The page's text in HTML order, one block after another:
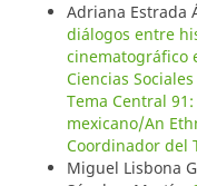
Adriana Estrada
diálogos entre
cinematográfico
Ciencias
Tema Central
mexicano/An
Coordinador del
Miguel Lisbona